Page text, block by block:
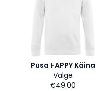
Pusa HAPPY Käina
Valge
€49.00